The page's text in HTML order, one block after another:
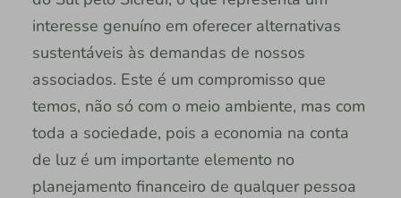
interesse genuíno em oferecer alternativas
sustentáveis às demandas de nossos
associados. Este é um compromisso que
temos, não só com o meio ambiente, mas com
toda a sociedade, pois a economia na conta
de luz é um importante elemento no
planejamento financeiro de qualquer pessoa